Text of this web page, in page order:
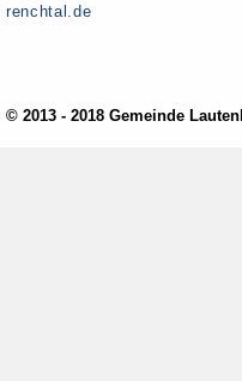
renchtal.de
© 2013 - 2018 Gemeinde